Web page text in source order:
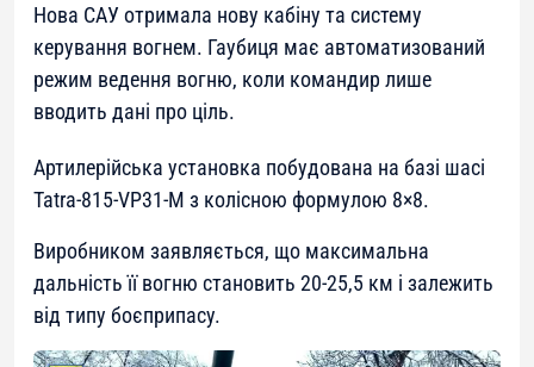
Нова САУ отримала нову кабіну та систему
керування вогнем. Гаубиця має автоматизований
режим ведення вогню, коли командир лише
вводить дані про ціль.
Артилерійська установка побудована на базі шасі
Tatra-815-VP31-M з колісною формулою 8×8.
Виробником заявляється, що максимальна
дальність її вогню становить 20-25,5 км і залежить
від типу боєприпасу.